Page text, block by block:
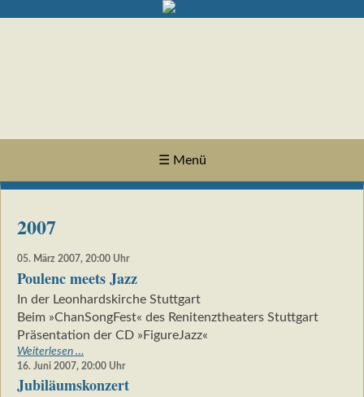
☰ Menü
2007
05. März 2007, 20:00 Uhr
Poulenc meets Jazz
In der Leonhardskirche Stuttgart
Beim »ChanSongFest« des Renitenztheaters Stuttgart
Präsentation der CD »FigureJazz«
Weiterlesen …
meets
Jazz
16. Juni 2007, 20:00 Uhr
Jubiläumskonzert